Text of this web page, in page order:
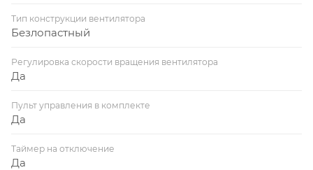
Тип конструкции вентилятора
Безлопастный
Регулировка скорости вращения вентилятора
Да
Пульт управления в комплекте
Да
Таймер на отключение
Да